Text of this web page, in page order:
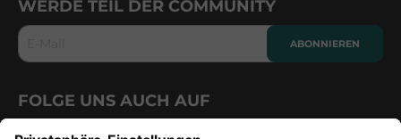
WERDE TEIL DER COMMUNITY
E-Mail
ABONNIEREN
FOLGE UNS AUCH AUF